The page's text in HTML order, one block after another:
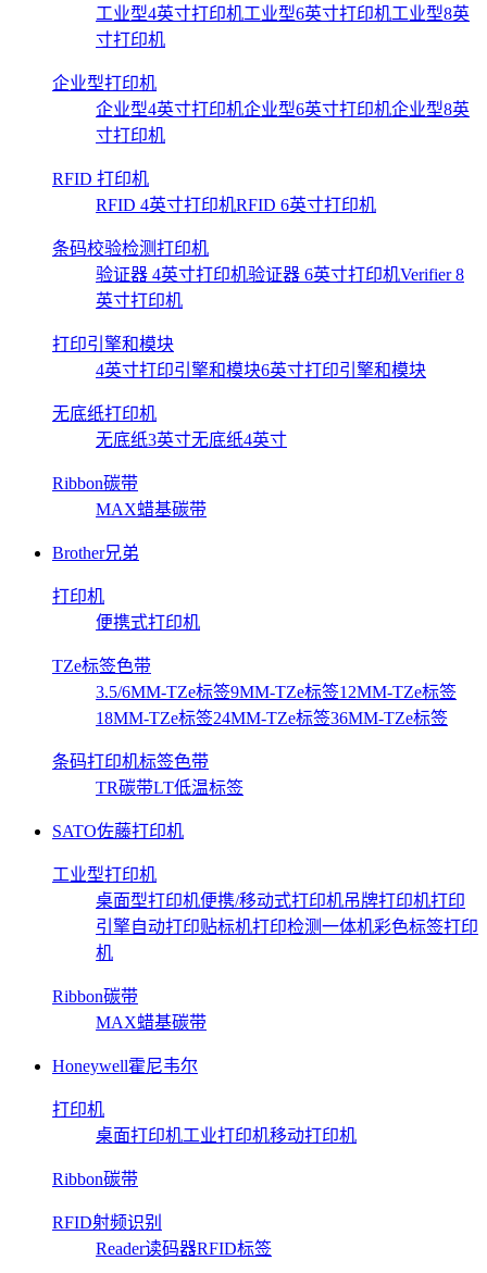
工业型4英寸打印机工业型6英寸打印机工业型8英
寸打印机
企业型打印机
企业型4英寸打印机企业型6英寸打印机企业型8英
寸打印机
RFID 打印机
RFID 4英寸打印机RFID 6英寸打印机
条码校验检测打印机
验证器 4英寸打印机验证器 6英寸打印机Verifier 8
英寸打印机
打印引擎和模块
4英寸打印引擎和模块6英寸打印引擎和模块
无底纸打印机
无底纸3英寸无底纸4英寸
Ribbon碳带
MAX蜡基碳带
Brother兄弟
打印机
便携式打印机
TZe标签色带
3.5/6MM-TZe标签9MM-TZe标签12MM-TZe标签
18MM-TZe标签24MM-TZe标签36MM-TZe标签
条码打印机标签色带
TR碳带LT低温标签
SATO佐藤打印机
工业型打印机
桌面型打印机便携/移动式打印机吊牌打印机打印
引擎自动打印贴标机打印检测一体机彩色标签打印
机
Ribbon碳带
MAX蜡基碳带
Honeywell霍尼韦尔
打印机
桌面打印机工业打印机移动打印机
Ribbon碳带
RFID射频识别
Reader读码器RFID标签